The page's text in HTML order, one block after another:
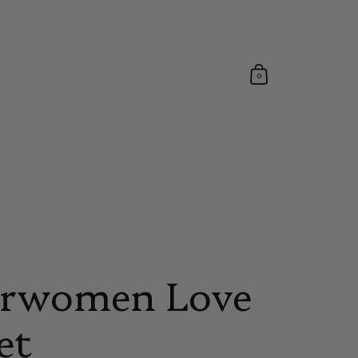
0
Love